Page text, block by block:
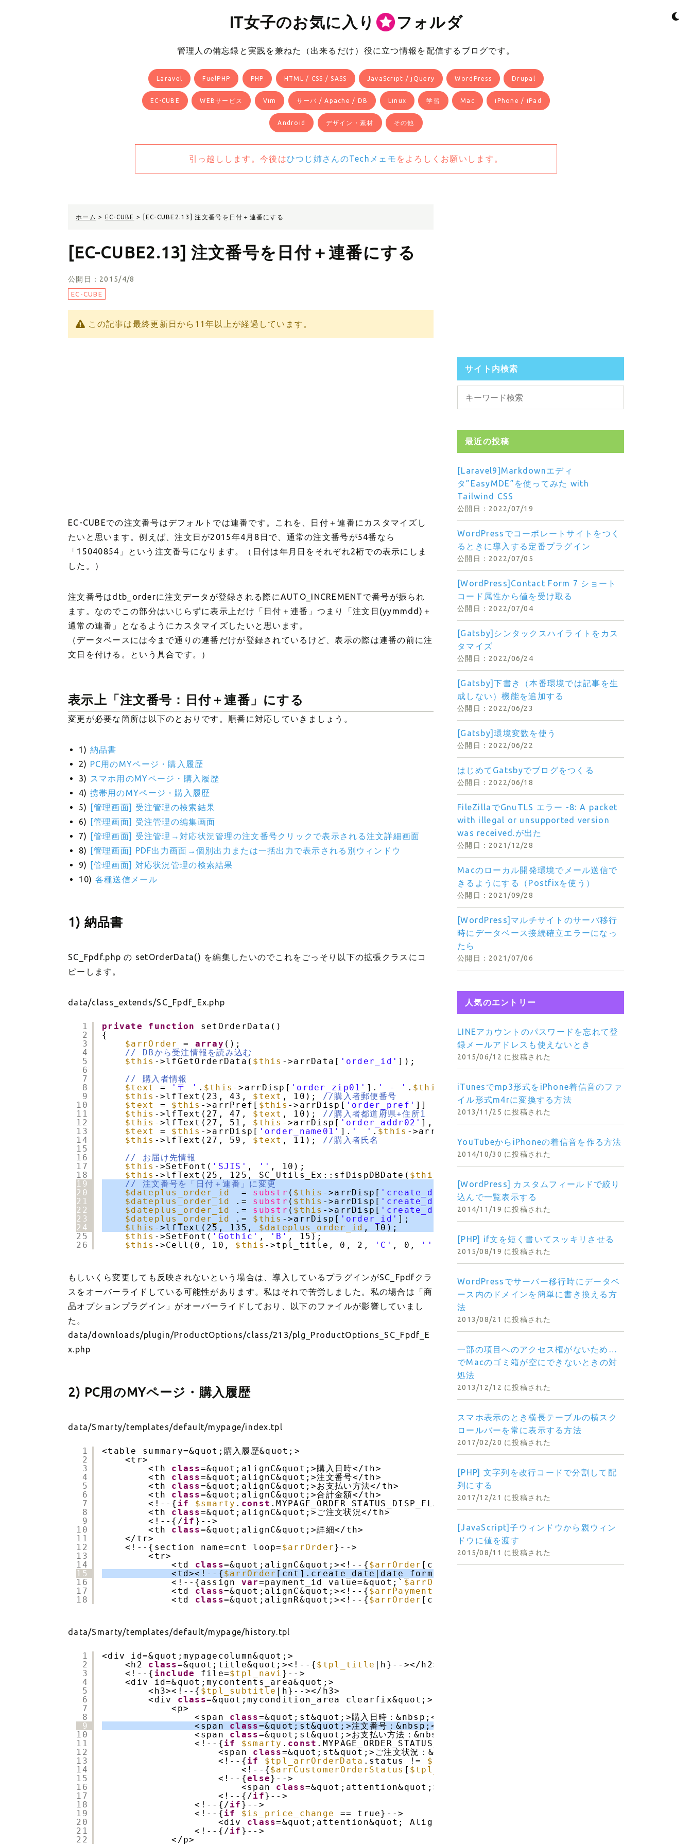
IT女子のお気に入り フォルダ
管理人の備忘録と実践を兼ねた（出来るだけ）役に立つ情報を配信するブログです。
Laravel FuelPHP PHP HTML / CSS / SASS JavaScript / jQuery WordPress Drupal
EC-CUBE WEBサービス Vim サーバ / Apache / DB Linux 学習 Mac iPhone / iPad
Android デザイン・素材 その他
引っ越しします。今後はひつじ姉さんのTechメェモ をよろしくお願いします。
ホーム > EC-CUBE > [EC-CUBE2.13] 注文番号を日付＋連番にする
[EC-CUBE2.13] 注文番号を日付＋連番にする
公開日：2015/4/8
EC-CUBE
この記事は最終更新日から11年以上が経過しています。
EC-CUBEでの注文番号はデフォルトでは連番です。これを、日付＋連番にカスタマイズし
たいと思います。例えば、注文日が2015年4月8日で、通常の注文番号が54番なら
「15040854」という注文番号になります。（日付は年月日をそれぞれ2桁での表示にしま
した。）
注文番号はdtb_orderに注文データが登録される際にAUTO_INCREMENTで番号が振られ
ます。なのでこの部分はいじらずに表示上だけ「日付＋連番」つまり「注文日(yymmdd)＋
通常の連番」となるようにカスタマイズしたいと思います。
（データベースには今まで通りの連番だけが登録されているけど、表示の際は連番の前に注
文日を付ける。という具合です。）
表示上「注文番号：日付＋連番」にする
変更が必要な箇所は以下のとおりです。順番に対応していきましょう。
1) 納品書
2) PC用のMYページ・購入履歴
3) スマホ用のMYページ・購入履歴
4) 携帯用のMYページ・購入履歴
5)
[管理画面] 受注管理の検索結果
6)
[管理画面] 受注管理の編集画面
7)
[管理画面] 受注管理→対応状況管理の注文番号クリックで表示される注文詳細画面
8)
[管理画面] PDF出力画面→個別出力または一括出力で表示される別ウィンドウ
9)
[管理画面] 対応状況管理の検索結果
10) 各種送信メール
1) 納品書
SC_Fpdf.php の setOrderData() を編集したいのでこれをごっそり以下の拡張クラスにコ
ピーします。
data/class_extends/SC_Fpdf_Ex.php
1
2
3
4
5
6
7
8
9
10
11
12
13
14
15
16
17
18
19
20
21
22
23
24
25
26
private function
setOrderData()
{
$arrOrder
= array ();
// DBから受注情報を読み込む
$this ->lfGetOrderData( $this ->arrData[ 'order_id' ]);
// 購入者情報
$text
= '〒 ' . $this ->arrDisp[ 'order_zip01' ]. ' - ' . $this ->arrDisp['order_zip02'];
$this ->lfText(23, 43, $text , 10); //購入者郵便番号
$text
= $this ->arrPref[ $this ->arrDisp[ 'order_pref' ]] . $this ->arrDisp['order_addr01'
$this ->lfText(27, 47, $text , 10); //購入者都道府県+住所1
$this ->lfText(27, 51, $this ->arrDisp[ 'order_addr02' ], 10); //購入者住所2
$text
= $this ->arrDisp[ 'order_name01' ]. '　' . $this ->arrDisp[
$this ->lfText(27, 59, $text , 11); //購入者氏名
// お届け先情報
$this ->SetFont( 'SJIS' , '' , 10);
$this ->lfText(25, 125, SC_Utils_Ex::sfDispDBDate( $this
// 注文番号を「日付＋連番」に変更
$dateplus_order_id
= substr ( $this ->arrDisp[ 'create_date'
],2,2);
$dateplus_order_id
.= substr ( $this ->arrDisp[ 'create_date' ],5,2);
$dateplus_order_id
.= substr ( $this ->arrDisp[ 'create_date'
],8,2);
$dateplus_order_id
.= $this ->arrDisp[ 'order_id' ];
$this ->lfText(25, 135, $dateplus_order_id , 10);
$this ->SetFont( 'Gothic' , 'B' , 15);
$this ->Cell(0, 10, $this ->tpl_title, 0, 2, 'C' , 0, '' //文書タイトル（納品書・請求書）
もしいくら変更しても反映されないという場合は、導入しているプラグインがSC_Fpdfクラ
スをオーバーライドしている可能性があります。私はそれで苦労しました。私の場合は「商
品オプションプラグイン」がオーバーライドしており、以下のファイルが影響していまし
た。
data/downloads/plugin/ProductOptions/class/213/plg_ProductOptions_SC_Fpdf_E
x.php
2) PC用のMYページ・購入履歴
data/Smarty/templates/default/mypage/index.tpl
1
2
3
4
5
6
7
8
9
10
11
12
13
14
15
16
17
18
<table summary=&quot;購入履歴&quot;>
<tr>
<th class=&quot;alignC&quot;>購入日時</th>
<th class=&quot;alignC&quot;>注文番号</th>
<th class=&quot;alignC&quot;>お支払い方法</th>
<th class=&quot;alignC&quot;>合計金額</th>
<!--{ if $smarty . const .MYPAGE_ORDER_STATUS_DISP_FLAG }-->
<th class=&quot;alignC&quot;>ご注文状況</th>
<!--{/if }-->
<th class=&quot;alignC&quot;>詳細</th>
</tr>
<!--{section name=cnt loop= $arrOrder}-->
<tr>
<td class=&quot;alignC&quot;><!--{ $arrOrder [cnt].create_date|sfDispDBDate}--></td>
<td><!--{ $arrOrder [cnt].create_date|date_format:&quot;%y%m%d&quot;}--><!--{
<!--{assign var=payment_id value=&quot;` $arrOrder
<td class=&quot;alignC&quot;><!--{ $arrPayment
<td class=&quot;alignR&quot;><!--{ $arrOrder [cnt].payment_total|number_format}-->円</td>
data/Smarty/templates/default/mypage/history.tpl
1
2
3
4
5
6
7
8
9
10
11
12
13
14
15
16
17
18
19
20
21
22
<div id=&quot;mypagecolumn&quot;>
<h2 class=&quot;title&quot;><!--{ $tpl_title
|h}--></h2>
<!--{ include file=$tpl_navi }-->
<div id=&quot;mycontents_area&quot;>
<h3><!--{ $tpl_subtitle
|h}--></h3>
<div class=&quot;mycondition_area clearfix&quot;>
<p>
<span class=&quot;st&quot;>購入日時：&nbsp;</span><!--{
<span class=&quot;st&quot;>注文番号：&nbsp;</span><!--{
<span class=&quot;st&quot;>お支払い方法：&nbsp;</span><!--{
<!--{ if $smarty . const .MYPAGE_ORDER_STATUS_DISP_FLAG}-->
<span class=&quot;st&quot;>ご注文状況：&nbsp;</span>
<!--{ if $tpl_arrOrderData .status != $smarty
<!--{ $arrCustomerOrderStatus [ $tpl_arrOrderData
<!--{else}-->
<span class=&quot;attention&quot;><!--{
<!--{/if}-->
<!--{/if }-->
<!--{ if $is_price_change
== true}-->
<div class=&quot;attention&quot; Align=&quot;right&quot;>※金額が変更されている商品があるた
<!--{/if }-->
</p>
サイト内検索
最近の投稿
[Laravel9]Markdownエディ
タ”EasyMDE”を使ってみた with
Tailwind CSS
2022/07/19
WordPressでコーポレートサイトをつく
るときに導入する定番プラグイン
2022/07/05
[WordPress]Contact Form 7 ショート
コード属性から値を受け取る
2022/07/04
[Gatsby]シンタックスハイライトをカス
タマイズ
2022/06/24
[Gatsby]下書き（本番環境では記事を生
成しない）機能を追加する
2022/06/23
[Gatsby]環境変数を使う
2022/06/22
はじめてGatsbyでブログをつくる
2022/06/18
FileZillaでGnuTLS エラー -8: A packet
with illegal or unsupported version
was received.が出た
2021/12/28
Macのローカル開発環境でメール送信で
きるようにする（Postfixを使う）
2021/09/28
[WordPress]マルチサイトのサーバ移行
時にデータベース接続確立エラーになっ
たら
2021/07/06
人気のエントリー
LINEアカウントのパスワードを忘れて登
録メールアドレスも使えないとき
2015/06/12 に投稿された
iTunesでmp3形式をiPhone着信音のファ
イル形式m4rに変換する方法
2013/11/25 に投稿された
YouTubeからiPhoneの着信音を作る方法
2014/10/30 に投稿された
[WordPress] カスタムフィールドで絞り
込んで一覧表示する
2014/11/19 に投稿された
[PHP] if文を短く書いてスッキリさせる
2015/08/19 に投稿された
WordPressでサーバー移行時にデータベ
ース内のドメインを簡単に書き換える方
法
2013/08/21 に投稿された
一部の項目へのアクセス権がないため…
でMacのゴミ箱が空にできないときの対
処法
2013/12/12 に投稿された
スマホ表示のとき横長テーブルの横スク
ロールバーを常に表示する方法
2017/02/20 に投稿された
[PHP] 文字列を改行コードで分割して配
列にする
2017/12/21 に投稿された
[JavaScript]子ウィンドウから親ウィン
ドウに値を渡す
2015/08/11 に投稿された